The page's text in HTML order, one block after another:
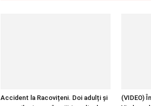
Accident la Racovițeni. Doi adulți și
(VIDEO)